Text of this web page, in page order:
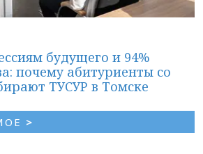
будущего и 94%
почему абитуриенты со
ТУСУР в Томске
>